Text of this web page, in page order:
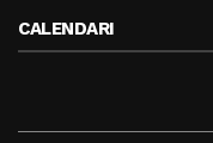
CALENDARI